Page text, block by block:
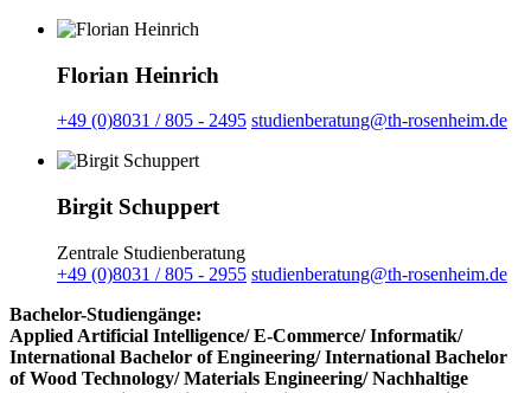
Florian Heinrich
+49 (0)8031 / 805 - 2495 studienberatung@th-rosenheim.de
Birgit Schuppert
Zentrale Studienberatung
+49 (0)8031 / 805 - 2955 studienberatung@th-rosenheim.de
Bachelor-Studiengänge:
Applied Artificial Intelligence/ E-Commerce/ Informatik/
International Bachelor of Engineering/ International Bachelor
of Wood Technology/ Materials Engineering/ Nachhaltige